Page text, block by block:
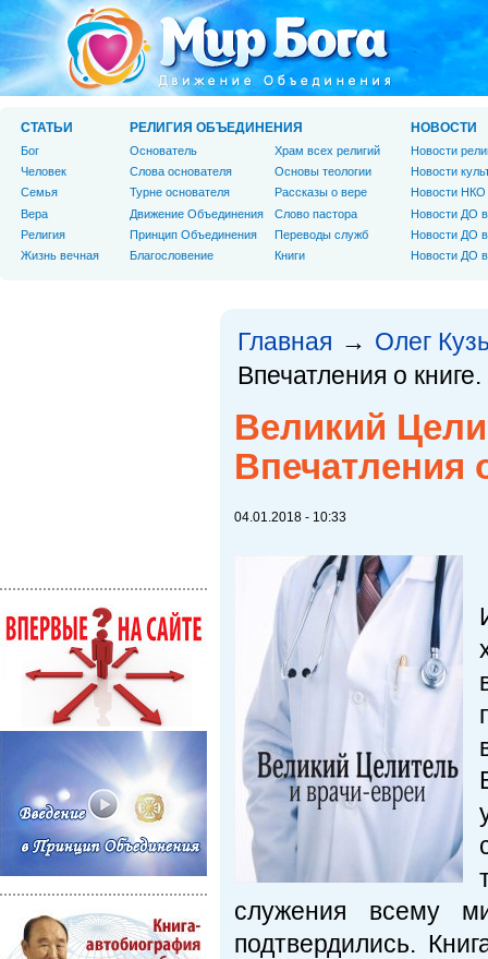
Главная → Олег
Впечатления о книге.
Великий
Впечатления
04.01.2018 - 10:33
служения всему
подтвердились.
СТАТЬИ
Бог
Человек
Cемья
Вера
Религия
Жизнь вечная
РЕЛИГИЯ ОБЪЕДИНЕНИЯ
Основатель
Слова основателя
Турне основателя
Движение Объединения
Принцип Объединения
Благословение
Храм всех религий
Основы теологии
Рассказы о вере
Слово пастора
Переводы служб
Книги
НОВОСТИ
Новости
Новости
Новости НКО
Новости ДО
Новости ДО
Новости ДО